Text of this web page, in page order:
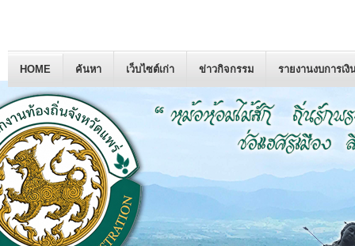
HOME ค้นหา เว็บไซต์เก่า ข่าวกิจกรรม รายงานงบการเงิ